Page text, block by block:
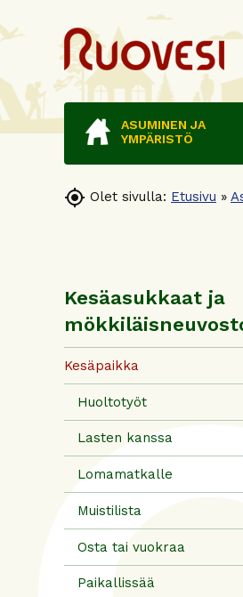
ASUMINEN JA
YMPÄRISTÖ
 Olet sivulla: Etusivu »
Kesäasukkaat ja
Kesäpaikka
Huoltotyöt
Lasten kanssa
Lomamatkalle
Muistilista
Osta tai vuokraa
Paikallissää